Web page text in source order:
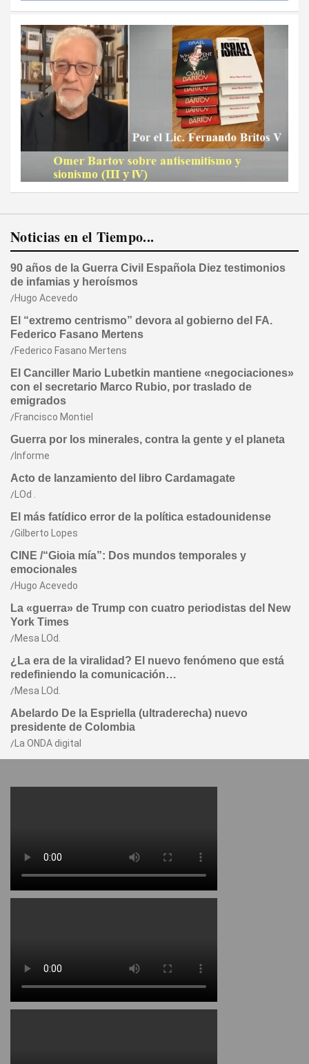
Noticias en el Tiempo...
90 años de la Guerra Civil Española Diez testimonios
de infamias y heroísmos
Hugo Acevedo
El “extremo centrismo” devora al gobierno del FA.
Federico Fasano Mertens
Federico Fasano Mertens
El Canciller Mario Lubetkin mantiene «negociaciones»
con el secretario Marco Rubio, por traslado de
emigrados
Francisco Montiel
Guerra por los minerales, contra la gente y el planeta
Informe
Acto de lanzamiento del libro Cardamagate
LOd .
El más fatídico error de la política estadounidense
Gilberto Lopes
CINE /“Gioia mía”: Dos mundos temporales y
emocionales
Hugo Acevedo
La «guerra» de Trump con cuatro periodistas del New
York Times
Mesa LOd.
¿La era de la viralidad? El nuevo fenómeno que está
redefiniendo la comunicación…
Mesa LOd.
Abelardo De la Espriella (ultraderecha) nuevo
presidente de Colombia
La ONDA digital